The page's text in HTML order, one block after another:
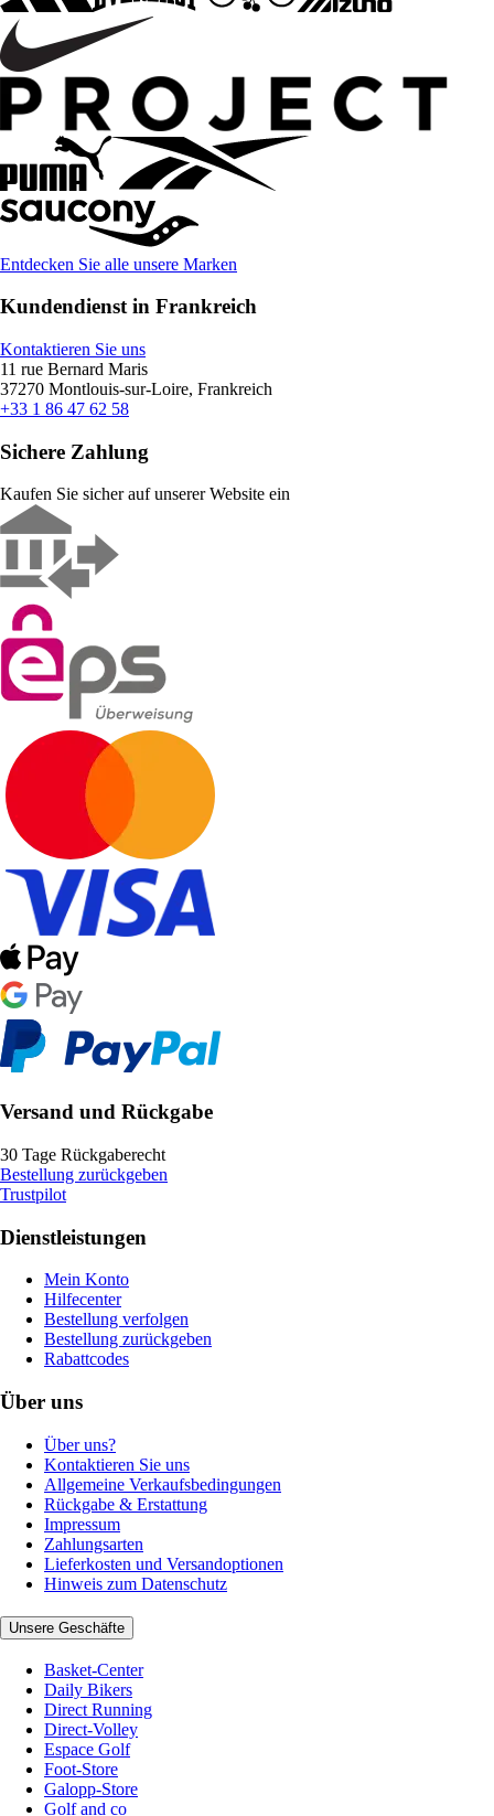
Entdecken Sie alle unsere Marken
Kundendienst in Frankreich
Kontaktieren Sie uns
11 rue Bernard Maris
37270 Montlouis-sur-Loire, Frankreich
+33 1 86 47 62 58
Sichere Zahlung
Kaufen Sie sicher auf unserer Website ein
Versand und Rückgabe
30 Tage Rückgaberecht
Bestellung zurückgeben
Trustpilot
Dienstleistungen
Mein Konto
Hilfecenter
Bestellung verfolgen
Bestellung zurückgeben
Rabattcodes
Über uns
Über uns?
Kontaktieren Sie uns
Allgemeine Verkaufsbedingungen
Rückgabe & Erstattung
Impressum
Zahlungsarten
Lieferkosten und Versandoptionen
Hinweis zum Datenschutz
Unsere Geschäfte
Basket-Center
Daily Bikers
Direct Running
Direct-Volley
Espace Golf
Foot-Store
Galopp-Store
Golf and co